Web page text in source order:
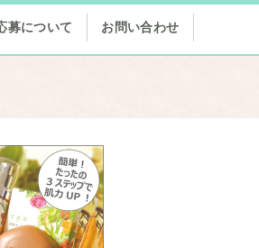
募について お問い合わせ